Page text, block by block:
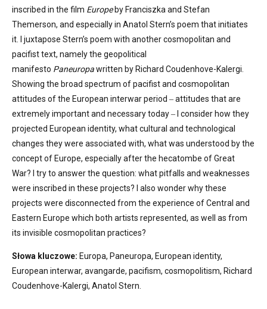
inscribed in the film Europeby Franciszka and Stefan
Themerson, and especially in Anatol Stern’s poem that initiates
it. I juxtapose Stern’s poem with another cosmopolitan and
pacifist text, namely the geopolitical
manifesto Paneuropawritten by Richard Coudenhove-Kalergi.
Showing the broad spectrum of pacifist and cosmopolitan
attitudes of the European interwar period ‒ attitudes that are
extremely important and necessary today ‒ I consider how they
projected European identity, what cultural and technological
changes they were associated with, what was understood by the
concept of Europe, especially after the hecatombe of Great
War? I try to answer the question: what pitfalls and weaknesses
were inscribed in these projects? I also wonder why these
projects were disconnected from the experience of Central and
Eastern Europe which both artists represented, as well as from
its invisible cosmopolitan practices?
Słowa kluczowe: Europa, Paneuropa, European identity,
European interwar, avangarde, pacifism, cosmopolitism, Richard
Coudenhove-Kalergi, Anatol Stern.